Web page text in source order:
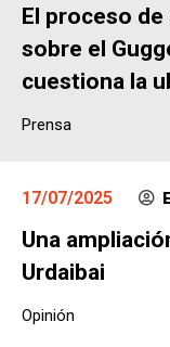
El proceso
sobre el
cuestiona la
Prensa
17/07/2025
Una
Urdaibai
Opinión